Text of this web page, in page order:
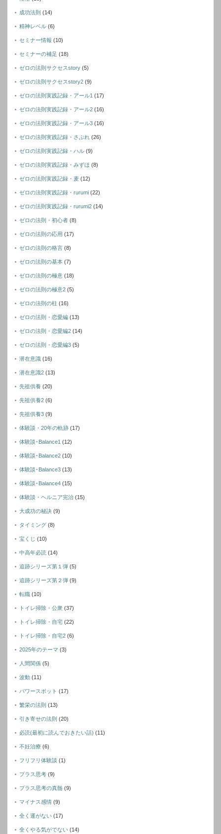
成功法則 (14)
精神レベル (6)
セミナー情報 (10)
セミナーの補足 (18)
ゼロの法則サクセスstory (5)
ゼロの法則サクセスstory2 (9)
ゼロの法則実践記録・アール1 (17)
ゼロの法則実践記録・アール2 (16)
ゼロの法則実践記録・アール3 (16)
ゼロの法則実践記録・さぶれ (26)
ゼロの法則実践記録・ハル (9)
ゼロの法則実践記録・みずほ (8)
ゼロの法則実践記録・麦 (12)
ゼロの法則実践記録・rurumi (22)
ゼロの法則実践記録・rurumi2 (14)
ゼロの法則・初心者 (8)
ゼロの法則の応用 (17)
ゼロの法則の格言 (8)
ゼロの法則の基本 (7)
ゼロの法則の極意 (18)
ゼロの法則の極意2 (5)
ゼロの法則の柱 (16)
ゼロの法則・恋愛編 (13)
ゼロの法則・恋愛編2 (14)
ゼロの法則・恋愛編3 (5)
潜在意識 (16)
潜在意識2 (13)
先祖供養 (20)
先祖供養2 (6)
先祖供養3 (9)
体験談・20年の軌跡 (17)
体験談･Balance1 (12)
体験談･Balance2 (10)
体験談･Balance3 (13)
体験談･Balance4 (15)
体験談・ヘルニア完治 (15)
大成功の秘訣 (9)
タイミング (8)
宝くじ (10)
中高年必読 (14)
追跡シリーズ第１弾 (5)
追跡シリーズ第２弾 (9)
転職 (10)
トイレ掃除・公衆 (37)
トイレ掃除・自宅 (22)
トイレ掃除・自宅2 (6)
2025年のテーマ (3)
人間関係 (5)
波動 (11)
パワースポット (17)
繁栄の法則 (13)
引き寄せの法則 (20)
必読(最初に読んでおきたい話) (11)
不妊治療 (6)
フリフリ体験談 (1)
プラス思考 (9)
プラス思考の真髄 (9)
マイナス感情 (9)
全く運がない (17)
全くやる気がでない (14)